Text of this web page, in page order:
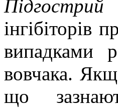
інгібіторів
випадками
вовчака.
що